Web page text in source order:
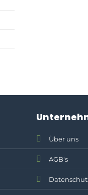
Über uns
AGB's